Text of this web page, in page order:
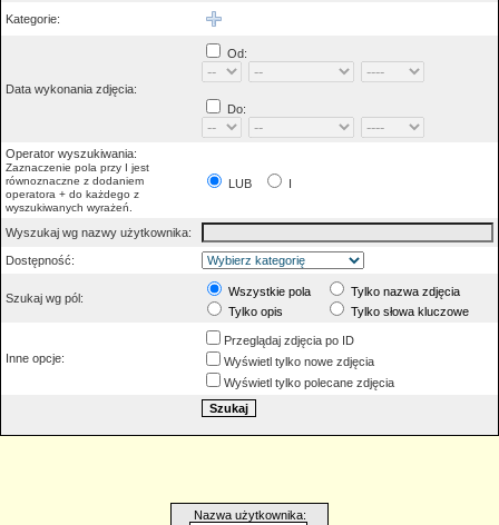
Kategorie:
Data wykonania zdjęcia:
Od:
Do:
Operator wyszukiwania:
Zaznaczenie pola przy I jest
równoznaczne z dodaniem
operatora + do każdego z
wyszukiwanych wyrażeń.
LUB I
Wyszukaj wg nazwy użytkownika:
Dostępność:
Szukaj wg pól: Wszystkie pola
Tylko nazwa zdjęcia
Tylko opis
Tylko słowa kluczowe
Inne opcje:
Przeglądaj zdjęcia po ID
Wyświetl tylko nowe zdjęcia
Wyświetl tylko polecane zdjęcia
Nazwa użytkownika: